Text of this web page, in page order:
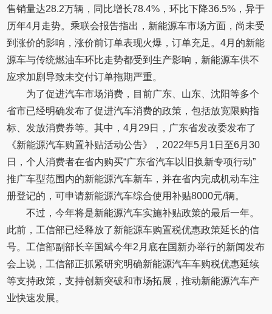
售销量达28.2万辆，同比增长78.4%，环比下降36.5%，异于
历年4月走势。乘联会报告指出，新能源车市场方面，尚未受
到涨价的影响，涨价前订单表现火爆，订单充足。4月的新能
源车与传统燃油车环比走势都受到生产影响，新能源车供不
应求加剧导致未交付订单拖期严重。
为了促进汽车市场消费，目前广东、山东、沈阳等多个
省市已经明确发布了促进汽车消费的政策，包括放宽限购指
标、发放消费券等。其中，4月29日，广东省发改委发布了
《新能源汽车购置补贴活动公告》，2022年5月1日至6月30
日，个人消费者在省内购买“广东省汽车以旧换新专项行动”
推广车型范围内的新能源汽车新车，并在省内完成机动车注
册登记的，可申请新能源汽车综合使用补贴8000元/辆。
不过，今年将是新能源汽车实施补贴政策的最后一年。
此前，工信部已经释放了新能源车购置税优惠政策延长的信
号。工信部副部长辛国斌今年2月底在国新办举行的新闻发布
会上说，工信部正抓紧研究明确新能源汽车车购税优惠延续
等支持政策，支持创新突破和市场拓展，推动新能源汽车产
业快速发展。